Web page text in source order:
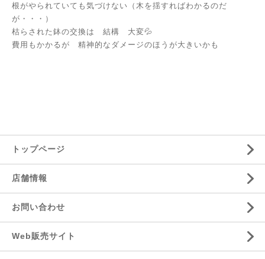
根がやられていても気づけない（木を揺すればわかるのだ
が・・・）
枯らされた鉢の交換は 結構 大変💦
費用もかかるが 精神的なダメージのほうが大きいかも
トップページ
店舗情報
お問い合わせ
Web販売サイト